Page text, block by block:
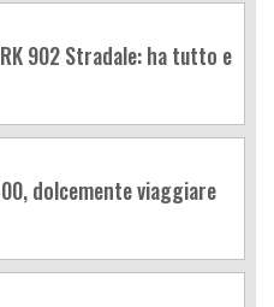
902 Stradale: ha tutto e
dolcemente viaggiare